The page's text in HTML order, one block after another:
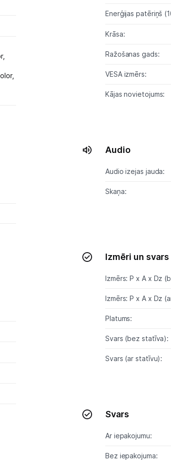
Enerģijas patēriņš
Krāsa:
Ražošanas gads:
VESA izmērs:
Kājas novietojums:
Audio
Audio izejas jauda:
Skaņa:
Izmēri un svars
Izmērs: P x A x Dz
Izmērs: P x A x Dz
Platums:
Svars (bez statīva):
Svars (ar statīvu):
Svars
Ar iepakojumu:
Bez iepakojuma: